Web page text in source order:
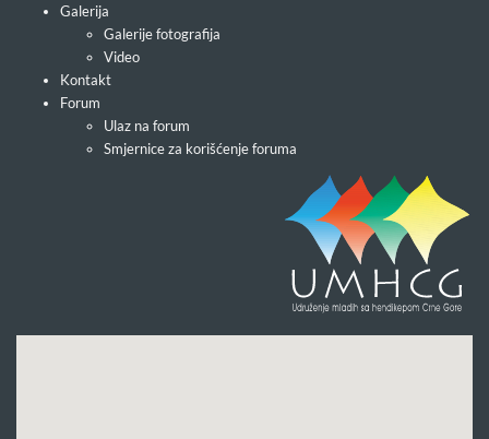
Galerija
Galerije fotografija
Video
Kontakt
Forum
Ulaz na forum
Smjernice za korišćenje foruma